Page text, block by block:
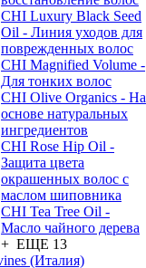
CHI Luxury Black Seed
Oil - Линия уходов для
поврежденных волос
CHI Magnified Volume -
Для тонких волос
CHI Olive Organics - На
основе натуральных
ингредиентов
CHI Rose Hip Oil -
Защита цвета
окрашенных волос с
маслом шиповника
CHI Tea Tree Oil -
Масло чайного дерева
+ ЕЩЕ 13